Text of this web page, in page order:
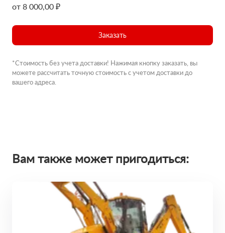
от 8 000,00 ₽
Заказать
*Стоимость без учета доставки! Нажимая кнопку заказать, вы
можете рассчитать точную стоимость с учетом доставки до
вашего адреса.
Вам также может пригодиться: